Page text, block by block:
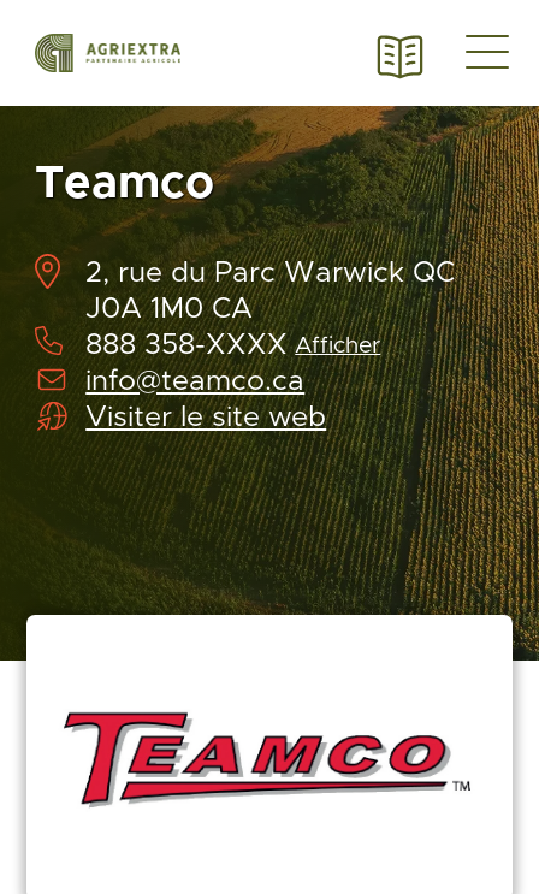
Teamco
2, rue du Parc Warwick QC
J0A 1M0 CA
888 358-XXXX Afficher
info@teamco.ca
Visiter le site web